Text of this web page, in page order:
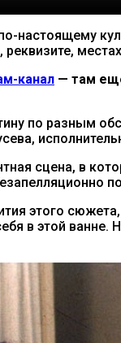
настоящему
реквизите,
канал — там
по разным
сцена, в
этого
в этой